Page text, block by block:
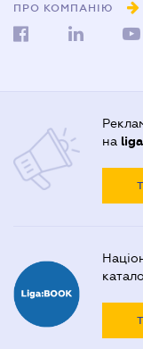
ПРО КОМПАНІЮ
на